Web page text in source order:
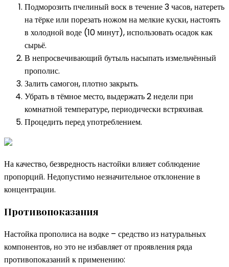
Подморозить пчелиный воск в течение 3 часов, натереть
на тёрке или порезать ножом на мелкие куски, настоять
в холодной воде (10 минут), использовать осадок как
сырьё.
В непросвечивающий бутыль насыпать измельчённый
прополис.
Залить самогон, плотно закрыть.
Убрать в тёмное место, выдержать 2 недели при
комнатной температуре, периодически встряхивая.
Процедить перед употреблением.
На качество, безвредность настойки влияет соблюдение
пропорций. Недопустимо незначительное отклонение в
концентрации.
Противопоказания
Настойка прополиса на водке – средство из натуральных
компонентов, но это не избавляет от проявления ряда
противопоказаний к применению: